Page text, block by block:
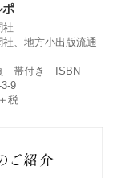
ポ
社
、地方小出版流通
帯付き ISBN
9
税